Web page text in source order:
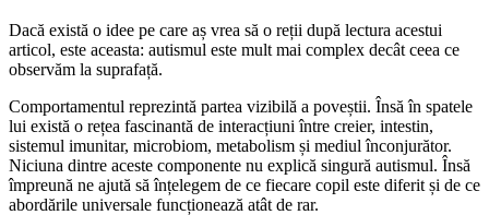
Dacă există o idee pe care aș vrea să o reții după lectura acestui
articol, este aceasta: autismul este mult mai complex decât ceea ce
observăm la suprafață.
Comportamentul reprezintă partea vizibilă a poveștii. Însă în spatele
lui există o rețea fascinantă de interacțiuni între creier, intestin,
sistemul imunitar, microbiom, metabolism și mediul înconjurător.
Niciuna dintre aceste componente nu explică singură autismul. Însă
împreună ne ajută să înțelegem de ce fiecare copil este diferit și de ce
abordările universale funcționează atât de rar.